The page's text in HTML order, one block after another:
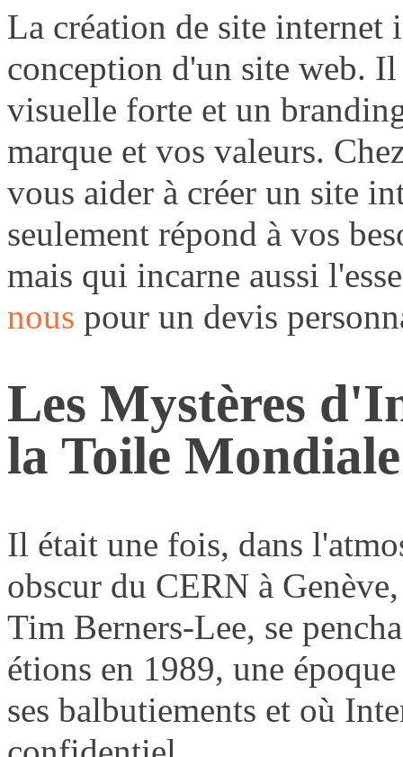
La création de site internet
conception d'un site web.
visuelle forte et un
marque et vos valeurs.
vous aider à créer un site
seulement répond à vos
mais qui incarne aussi
nous pour un devis
Les Mystères
la Toile Mondiale
Il était une fois, dans
obscur du CERN à
Tim Berners-Lee, se
étions en 1989, une
ses balbutiements et où